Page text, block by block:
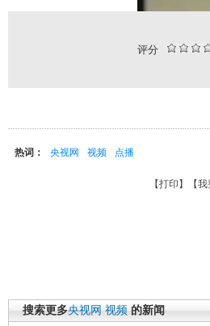
评分
热词： 央视网 视频 点播
【打印 】【我
搜索更多央视网 视频 的新闻